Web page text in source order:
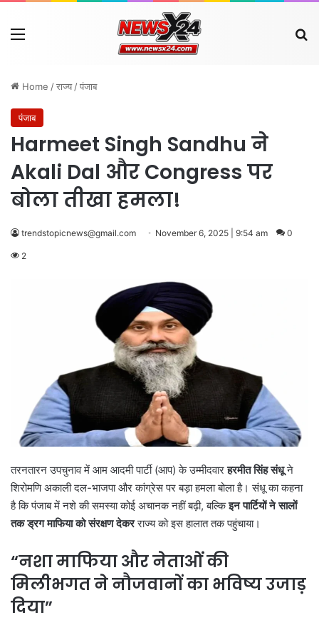
Menu
Home /राज्य /पंजाब
पंजाब
Harmeet Singh Sandhu ने
Akali Dal और Congress पर
बोला तीखा हमला!
trendstopicnews@gmail.com November 6, 2025 | 9:54 am 0
2
तरनतारन उपचुनाव में आम आदमी पार्टी (आप) के उम्मीदवारहरमीत सिंह संधूने
शिरोमणि अकाली दल-भाजपा और कांग्रेस पर बड़ा हमला बोला है। संधू का कहना
है कि पंजाब में नशे की समस्या कोई अचानक नहीं बढ़ी, बल्किइन पार्टियों ने सालों
तक ड्रग माफिया को संरक्षण देकरराज्य को इस हालात तक पहुंचाया।
“नशा माफिया और नेताओं की
मिलीभगत ने नौजवानों का भविष्य उजाड़
दिया”